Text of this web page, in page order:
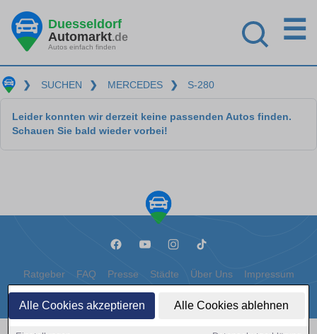
Alle Cookies akzeptieren Alle Cookies ablehnen
Duesseldorf
Automarkt.de
Autos einfach finden
☰
❯ SUCHEN ❯ MERCEDES ❯ S-280
Leider konnten wir derzeit keine passenden Autos finden.
Schauen Sie bald wieder vorbei!
Ratgeber FAQ Presse Städte Über Uns Impressum
Datenschutz Cookies
Copyright © 2000 - 2026 | 1A Infosysteme GmbH | Content by: 1a-sites-autos